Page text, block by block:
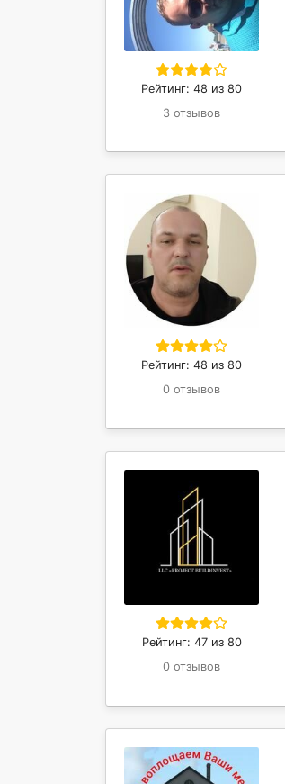
Рейтинг: 48 из 80
3 отзывов
Рейтинг: 48 из 80
0 отзывов
Рейтинг: 47 из 80
0 отзывов